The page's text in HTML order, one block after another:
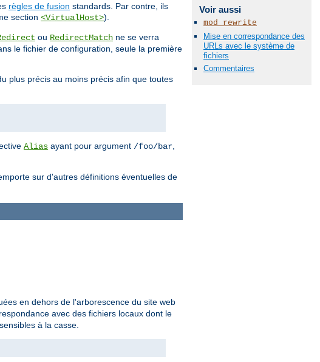
Voir aussi
mod_rewrite
Mise en correspondance des
URLs avec le système de
fichiers
Commentaires
règles de fusion standards. Par contre, ils
section <VirtualHost>).
ou RedirectMatch ne se verra
le fichier de configuration, seule la première
plus précis au moins précis afin que toutes
Alias ayant pour argument /foo/bar
sur d'autres définitions éventuelles de
en dehors de l'arborescence du site web
avec des fichiers locaux dont le
à la casse.